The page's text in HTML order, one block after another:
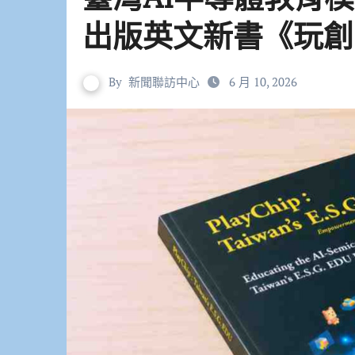
出版英文新書《玩
By 新聞聯訪中心 6 月 10, 2026